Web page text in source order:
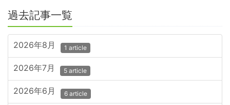
過去記事一覧
2026年8月 1 article
2026年7月 5 article
2026年6月 6 article